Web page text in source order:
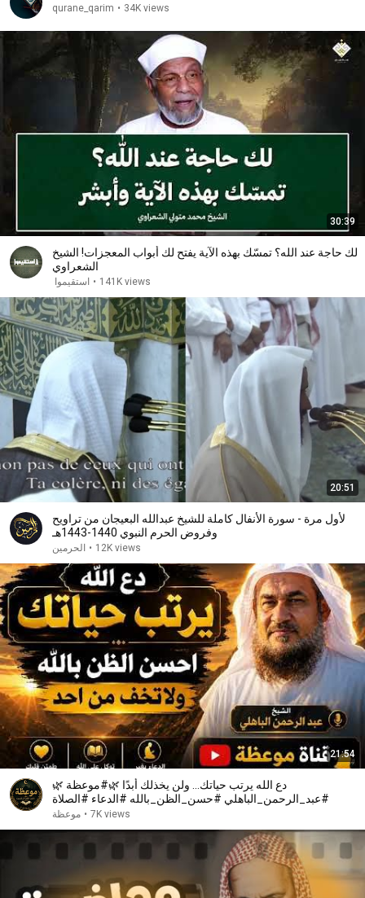
qurane_qarim • 34K views
30:39
لك حاجة عند الله؟ تمسّك بهذه الآية يفتح لك أبواب المعجزات! الشيخ
الشعراوي
استقيموا • 141K views
20:51
لأول مرة - سورة الأنفال كاملة للشيخ عبدالله البعيجان من تراويح
وفروض الحرم النبوي 1440-1443هـ
الحرمين • 12K views
21:54
🌿 دع الله يرتب حياتك... ولن يخذلك أبدًا 🌿#موعظة
#عبد_الرحمن_الباهلي #حسن_الظن_بالله #الدعاء #الصلاة
موعظة • 7K views